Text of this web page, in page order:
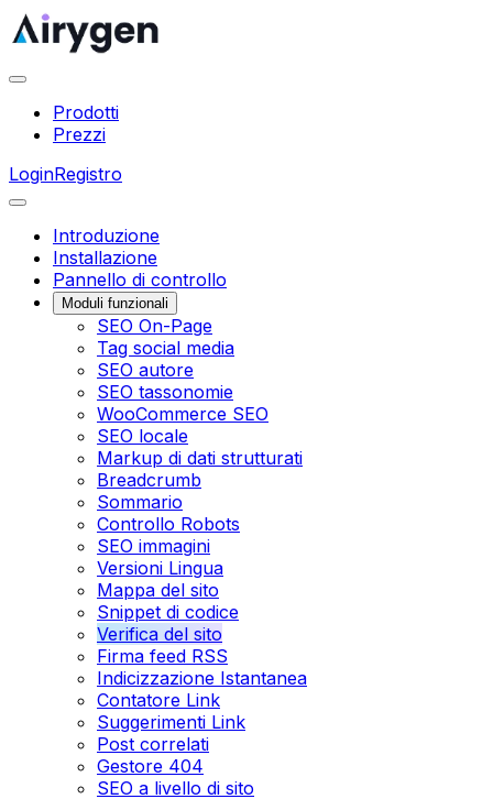
Prodotti
Prezzi
LoginRegistro
Introduzione
Installazione
Pannello di controllo
Moduli funzionali
SEO On-Page
Tag social media
SEO autore
SEO tassonomie
WooCommerce SEO
SEO locale
Markup di dati strutturati
Breadcrumb
Sommario
Controllo Robots
SEO immagini
Versioni Lingua
Mappa del sito
Snippet di codice
Verifica del sito
Firma feed RSS
Indicizzazione Istantanea
Contatore Link
Suggerimenti Link
Post correlati
Gestore 404
SEO a livello di sito